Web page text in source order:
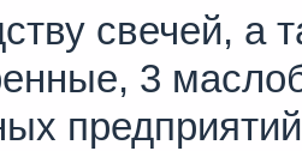
свечей, а
3